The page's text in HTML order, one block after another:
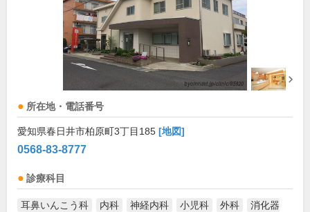
所在地・電話番号
愛知県春日井市柏原町3丁目185 [地図]
0568-83-8777
診療科目
耳鼻いんこう科 内科 神経内科 小児科 外科
消化器